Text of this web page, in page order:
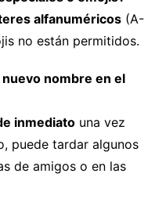
alfanuméricos(A-
no están permitidos.
nombre en el
inmediatouna vez
puede tardar algunos
de amigos o en las